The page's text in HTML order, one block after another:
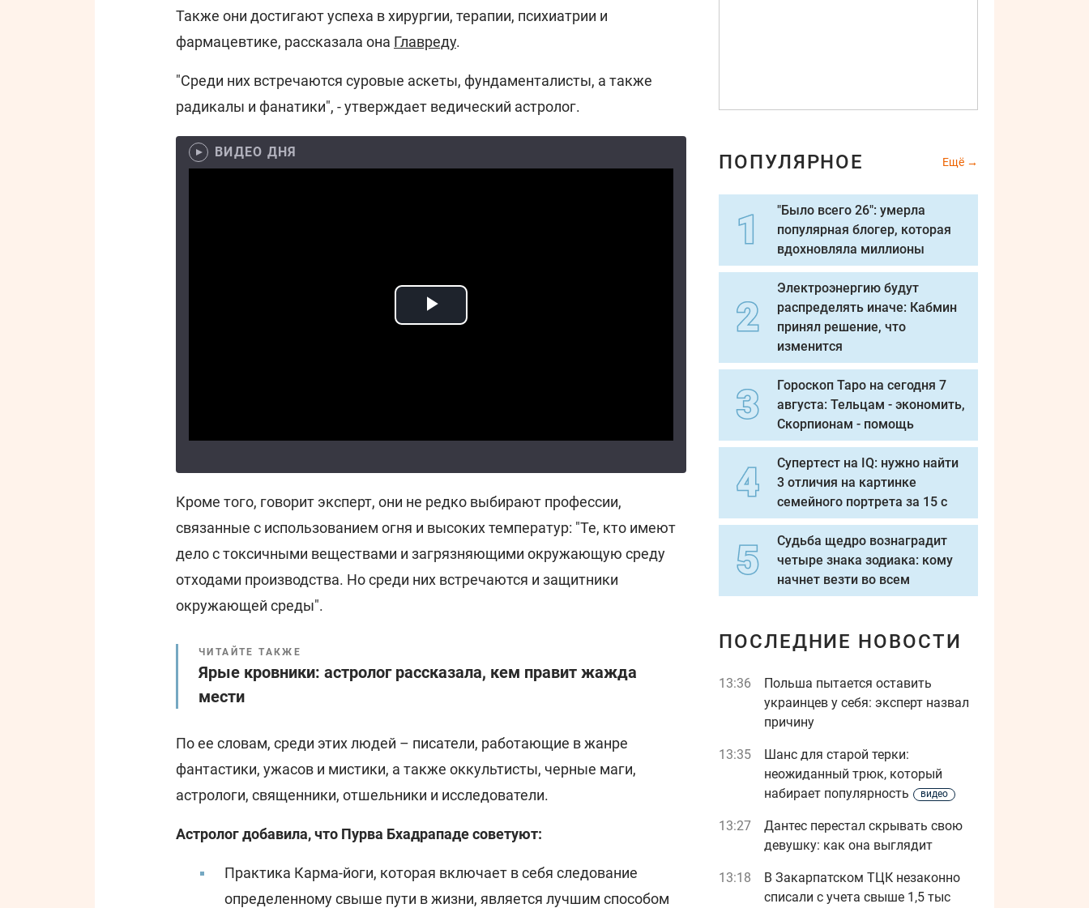
Также они достигают успеха в хирургии, терапии, психиатрии и
фармацевтике, рассказала она Главреду.
"Среди них встречаются суровые аскеты, фундаменталисты, а также
радикалы и фанатики", - утверждает ведический астролог.
ВИДЕО ДНЯ
Кроме того, говорит эксперт, они не редко выбирают профессии,
связанные с использованием огня и высоких температур: "Те, кто имеют
дело с токсичными веществами и загрязняющими окружающую среду
отходами производства. Но среди них встречаются и защитники
окружающей среды".
ЧИТАЙТЕ ТАКЖЕ
Ярые кровники: астролог рассказала, кем правит жажда
мести
По ее словам, среди этих людей – писатели, работающие в жанре
фантастики, ужасов и мистики, а также оккультисты, черные маги,
астрологи, священники, отшельники и исследователи.
Астролог добавила, что Пурва Бхадрападе советуют:
Практика Карма-йоги, которая включает в себя следование
определенному свыше пути в жизни, является лучшим способом
ПОПУЛЯРНОЕ Ещё
"Было всего 26": умерла
популярная блогер, которая
вдохновляла миллионы
Электроэнергию будут
распределять иначе: Кабмин
принял решение, что
изменится
Гороскоп Таро на сегодня 7
августа: Тельцам - экономить,
Скорпионам - помощь
Супертест на IQ: нужно найти
3 отличия на картинке
семейного портрета за 15 с
Судьба щедро вознаградит
четыре знака зодиака: кому
начнет везти во всем
ПОСЛЕДНИЕ НОВОСТИ
13:36
Польша пытается оставить
украинцев у себя: эксперт назвал
причину
13:35
Шанс для старой терки:
неожиданный трюк, который
набирает популярность
видео
13:27
Дантес перестал скрывать свою
девушку: как она выглядит
13:18
В Закарпатском ТЦК незаконно
списали с учета свыше 1,5 тыс